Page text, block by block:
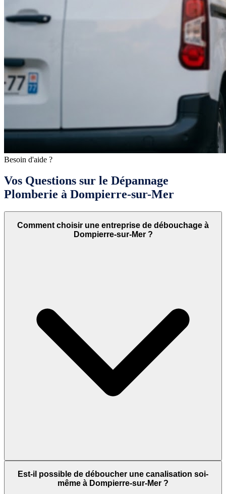
Besoin d'aide ?
Vos Questions sur le Dépannage
Plomberie à Dompierre-sur-Mer
Comment choisir une entreprise de débouchage à
Dompierre-sur-Mer ?
Est-il possible de déboucher une canalisation soi-
même à Dompierre-sur-Mer ?